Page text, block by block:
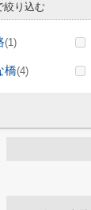
り込む
(1)
橋(4)